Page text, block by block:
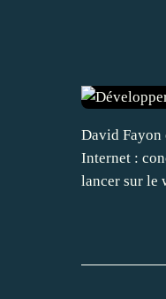
David Fayon
Internet :
lancer sur le